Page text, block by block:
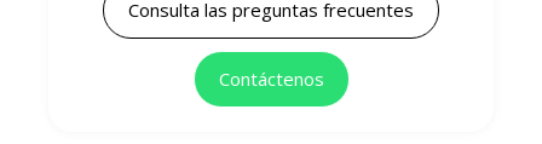
Consulta las preguntas frecuentes
Contáctenos